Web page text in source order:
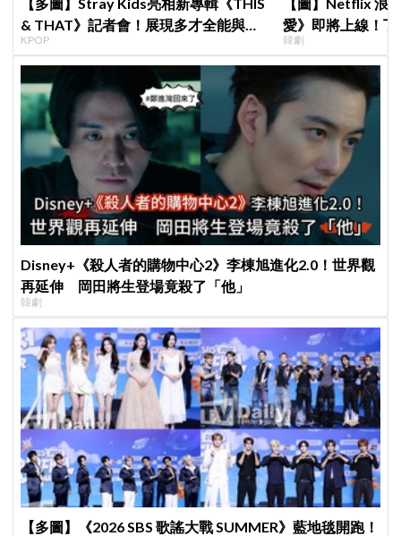
& THAT》記者會！展現多才全能與滿
滿自信，預告「以熱治熱」炸裂夏日音
樂圈
KPOP
愛》即將上線！
製作發表會，甜
韓劇
Disney+《殺人者的購物中心2》李棟旭進化2.0！世界觀
再延伸 岡田將生登場竟殺了「他」
韓劇
【多圖】《2026 SBS 歌謠大戰 SUMMER》藍地毯開跑！